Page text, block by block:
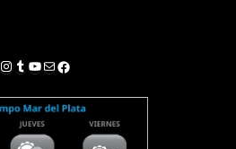
Instagram
Tumblr
YouTube
Correo electrónico
Facebook